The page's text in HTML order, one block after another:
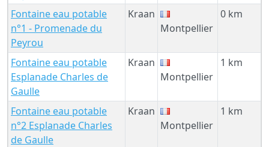
Fontaine eau potable
n°1 - Promenade du
Peyrou
Kraan
Montpellier
0 km
Fontaine eau potable
Esplanade Charles de
Gaulle
Kraan
Montpellier
1 km
Fontaine eau potable
n°2 Esplanade Charles
de Gaulle
Kraan
Montpellier
1 km